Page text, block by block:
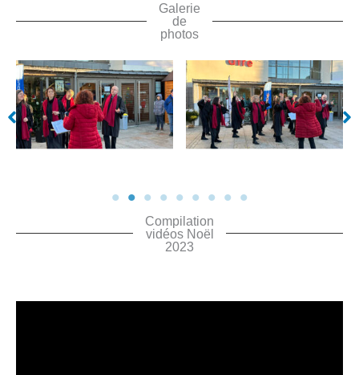
Galerie
de
photos
Compilation
vidéos Noël
2023